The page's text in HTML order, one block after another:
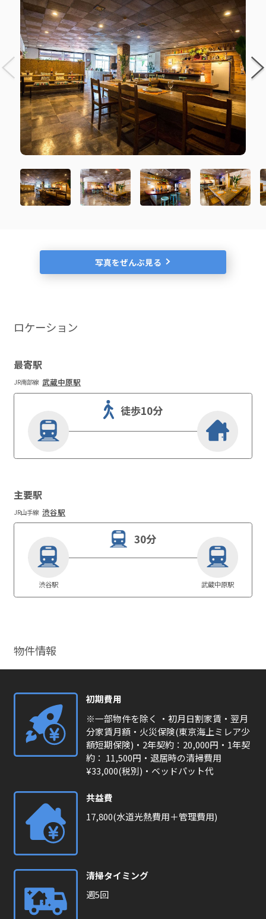
Wi-Fi クローゼット エアコン
定期借家契約2年・家具類提供なし
この物件の内覧を希望する
写真をぜんぶ見る
ロケーション
最寄駅
JR南部線 武蔵中原駅
徒歩10分
主要駅
JR山手線 渋谷駅
30分
渋谷駅 武蔵中原駅
物件情報
初期費用
※一部物件を除く ・初月日割家賃・翌月
分家賃月額・火災保険(東京海上ミレア少
額短期保険)・2年契約：20,000円・1年契
約： 11,500円・退居時の清掃費用
¥33,000(税別)・ベッドパット代
共益費
17,800(水道光熱費用＋管理費用)
清掃タイミング
週5回